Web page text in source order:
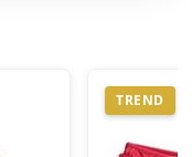
TREND